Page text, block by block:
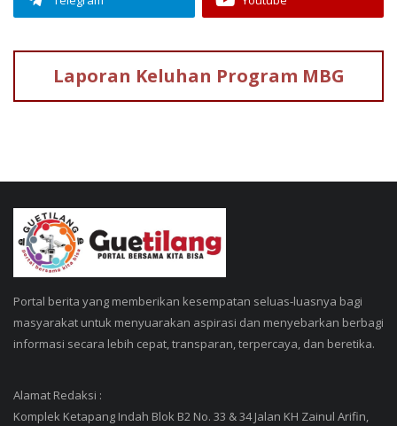
Laporan Keluhan Program MBG
Portal berita yang memberikan kesempatan seluas-luasnya bagi
masyarakat untuk menyuarakan aspirasi dan menyebarkan berbagi
informasi secara lebih cepat, transparan, terpercaya, dan beretika.
Alamat Redaksi :
Komplek Ketapang Indah Blok B2 No. 33 & 34 Jalan KH Zainul Arifin,